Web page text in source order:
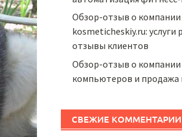
Обзор-отзыв о
kosmeticheskiy.ru:
отзывы клиентов
Обзор-отзыв о компании
компьютеров и
СВЕЖИЕ КОММЕНТАРИИ